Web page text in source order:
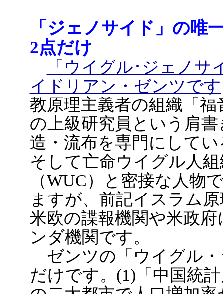
「ジェノサイド」の唯
2点だけ
「ウイグル･ジェノ
イドリアン・ゼンツです
教原理主義者の組織「
の上級研究員という肩
造・流布を専門にして
そして亡命ウイグル人
（WUC）と密接な人物
ますが、前記イスラム
米欧の諜報機関や米政
ンダ機関です。
ゼンツの「ウイグル・
だけです。(1)「中国統